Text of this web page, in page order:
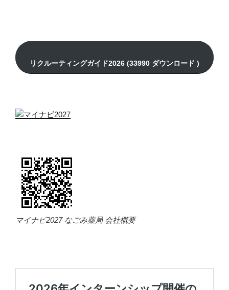
マイナビ2027 なごみ薬局 会社概要